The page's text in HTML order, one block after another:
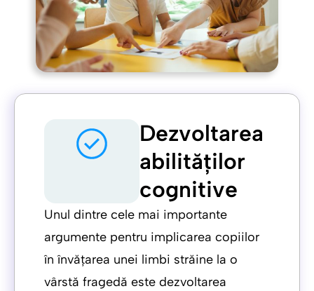
Dezvoltarea
abilităților
cognitive
Unul dintre cele mai importante
argumente pentru implicarea copiilor
în învățarea unei limbi străine la o
vârstă fragedă este dezvoltarea